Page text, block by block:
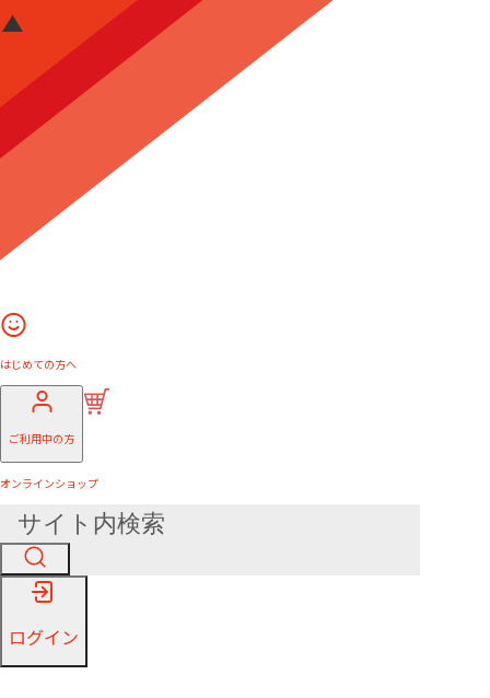
はじめての方へ
ご利用中の方
オンラインショップ
ログイン